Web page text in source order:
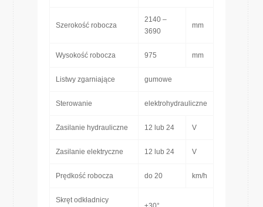
Szerokość robocza
2140 –
3690
mm
Wysokość robocza 975 mm
Listwy zgarniające gumowe
Sterowanie elektrohydrauliczne
Zasilanie hydrauliczne 12 lub 24 V
Zasilanie elektryczne 12 lub 24 V
Prędkość robocza do 20 km/h
Skręt odkładnicy